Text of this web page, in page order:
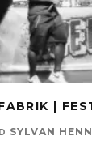
|
SYLVAN